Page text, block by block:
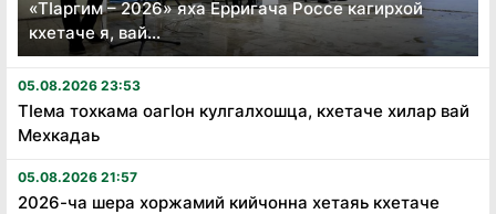
«Тӏаргим – 2026» яха Ерригача Россе кагирхой
кхетаче я, вай...
05.08.2026 23:53
Тӏема тохкама оагӏон кулгалхошца, кхетаче хилар вай
Мехкадаь
05.08.2026 21:57
2026-ча шера хоржамий кийчонна хетаяь кхетаче